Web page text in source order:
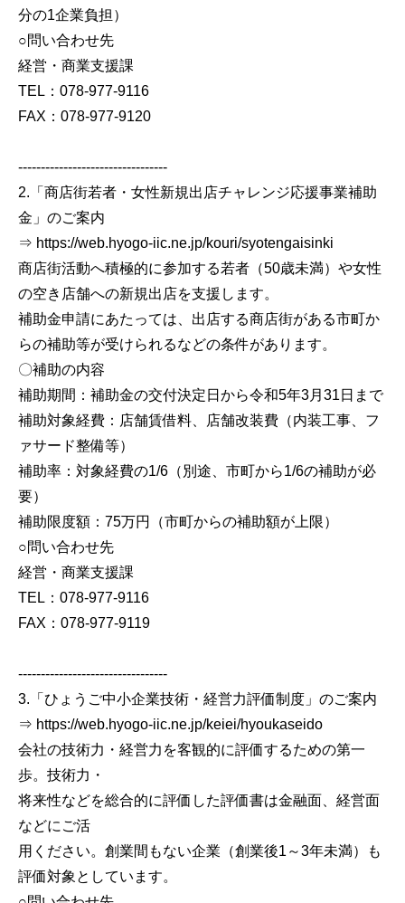
分の1企業負担）
○問い合わせ先
経営・商業支援課
TEL：078-977-9116
FAX：078-977-9120
---------------------------------
2.「商店街若者・女性新規出店チャレンジ応援事業補助
金」のご案内
⇒ https://web.hyogo-iic.ne.jp/kouri/syotengaisinki
商店街活動へ積極的に参加する若者（50歳未満）や女性
の空き店舗への新規出店を支援します。
補助金申請にあたっては、出店する商店街がある市町か
らの補助等が受けられるなどの条件があります。
〇補助の内容
補助期間：補助金の交付決定日から令和5年3月31日まで
補助対象経費：店舗賃借料、店舗改装費（内装工事、フ
ァサード整備等）
補助率：対象経費の1/6（別途、市町から1/6の補助が必
要）
補助限度額：75万円（市町からの補助額が上限）
○問い合わせ先
経営・商業支援課
TEL：078-977-9116
FAX：078-977-9119
---------------------------------
3.「ひょうご中小企業技術・経営力評価制度」のご案内
⇒ https://web.hyogo-iic.ne.jp/keiei/hyoukaseido
会社の技術力・経営力を客観的に評価するための第一
歩。技術力・
将来性などを総合的に評価した評価書は金融面、経営面
などにご活
用ください。創業間もない企業（創業後1～3年未満）も
評価対象としています。